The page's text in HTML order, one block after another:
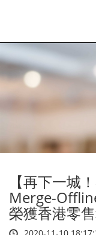
項
|
ACG
【再下一城
Merge-
榮獲香港零